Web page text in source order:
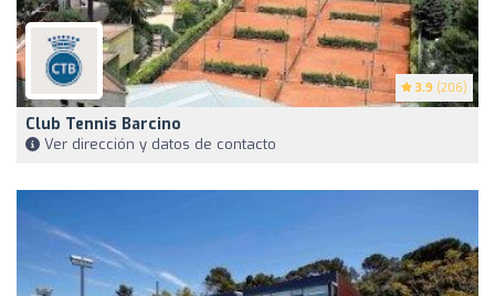
3.9 (206)
Club Tennis Barcino
Ver dirección y datos de contacto